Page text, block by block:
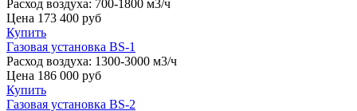
Расход воздуха: 700-1800 м3/ч
Цена 173 400 руб
Купить
Газовая установка BS-1
Расход воздуха: 1300-3000 м3/ч
Цена 186 000 руб
Купить
Газовая установка BS-2